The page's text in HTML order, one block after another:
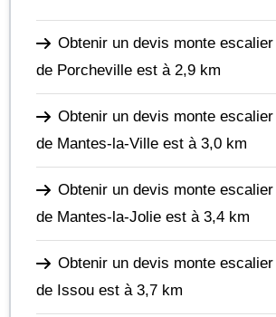
Obtenir un devis monte
de Porcheville est à 2,9 km
Obtenir un devis monte
de Mantes-la-Ville est à 3,0 km
Obtenir un devis monte
de Mantes-la-Jolie est à 3,4 km
Obtenir un devis monte
de Issou est à 3,7 km